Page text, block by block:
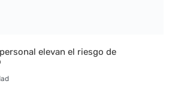
elevan el riesgo de